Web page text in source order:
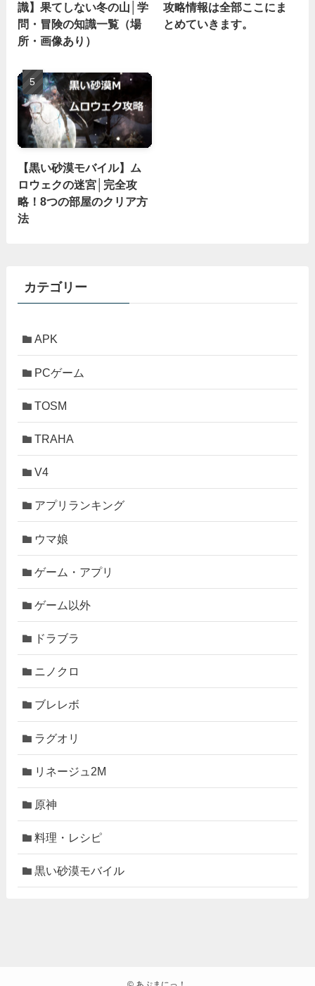
識】果てしない冬の山│学
問・冒険の知識一覧（場
所・画像あり）
攻略情報は全部ここにま
とめていきます。
【黒い砂漠モバイル】ム
ロウェクの迷宮│完全攻
略！8つの部屋のクリア方
法
カテゴリー
APK
PCゲーム
TOSM
TRAHA
V4
アプリランキング
ウマ娘
ゲーム・アプリ
ゲーム以外
ドラブラ
ニノクロ
ブレレボ
ラグオリ
リネージュ2M
原神
料理・レシピ
黒い砂漠モバイル